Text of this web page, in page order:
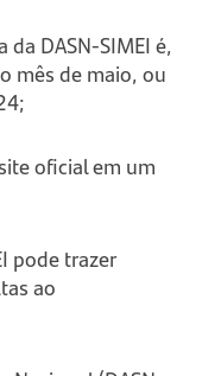
DASN-SIMEI é,
mês de maio, ou
oficial em um
pode trazer
ao